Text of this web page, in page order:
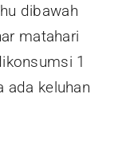
dibawah
matahari
1
ada keluhan